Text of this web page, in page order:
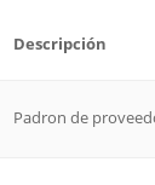
Descripción
Padron de